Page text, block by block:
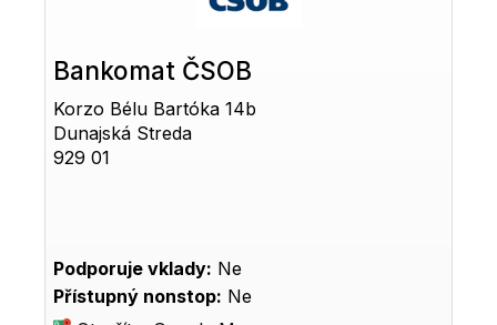
Bankomat ČSOB
Korzo Bélu Bartóka 14b
Dunajská Streda
929 01
Podporuje vklady: Ne
Přístupný nonstop: Ne